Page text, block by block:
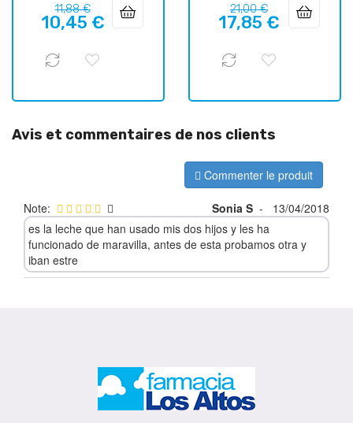
Prix
habituel
11,88 €Prix
10,45 €
Prix
habituel
21,00 €Prix
17,85 €
Avis et commentaires de nos clients
Commenter le produit
Note: Sonia S -
13/04/2018
es la leche que han usado mis dos hijos y les ha
funcionado de maravilla, antes de esta probamos otra y
iban estre